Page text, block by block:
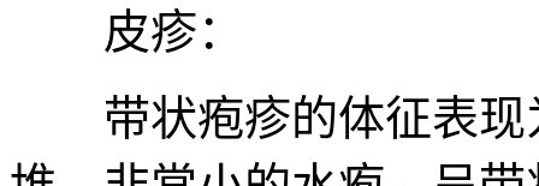
皮疹：
带状疱疹的体征表现